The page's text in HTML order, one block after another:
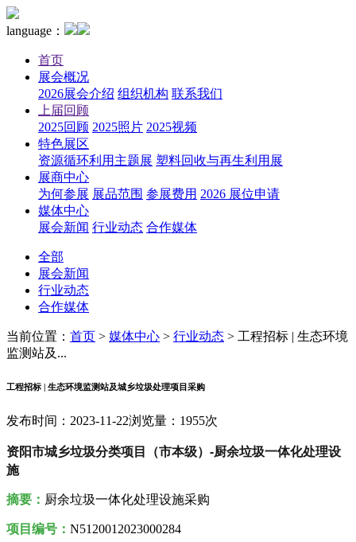
language：
首页
展会概况
2026展会介绍 组织机构 联系我们
上届回顾
2025回顾 2025照片 2025视频
特色展区
资源循环利用主题展 塑料回收与再生利用展
展商中心
为何参展 展品范围 参展费用 2026 展位申请
媒体中心
展会新闻 行业动态 合作媒体
全部
展会新闻
行业动态
合作媒体
当前位置： 首页 > 媒体中心 > 行业动态 > 工程招标 | 生态环境
监测站及...
工程招标 | 生态环境监测站及城乡垃圾处理项目采购
发布时间：2023-11-22浏览量：1955次
资阳市城乡垃圾分类项目（市本级）-厨余垃圾一体化处理设
施
摘要： 厨余垃圾一体化处理设施采购
项目编号： N5120012023000284